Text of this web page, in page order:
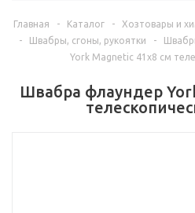
Главная - Каталог - Хозтовары и
-
Швабры, сгоны, рукоятки -
York Magnetic 41х8 см
Швабра флаундер